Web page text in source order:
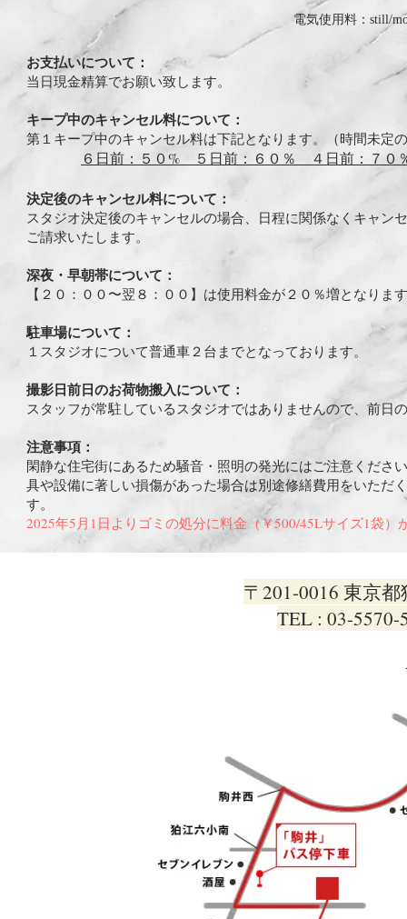
電気使用料：still/
​お支払いについて：
当日現金精算でお願い致します。
​キープ中のキャンセル料について：
第１キープ中のキャンセル料は下記となります。（時間未定
６日前：５０% ５日前：６０％ ４日前：７
決定後のキャンセル料について：
スタジオ決定後のキャンセルの場合、日程に関係なくキャン
ご請求いたします。
深夜・早朝帯について：
【２０：００〜翌８：００】は使用料金が２０％増となりま
駐車場について：
１スタジオについて普通車２台までとなっております。
撮影日前日のお荷物搬入について：
スタッフが常駐しているスタジオではありませんので、前日
注意事項：
閑静な住宅街にあるため騒音・照明の発光にはご注意くださ
具や設備に著しい損傷があった場合は別途修繕費用をいただ
す。
2025年5月1日よりゴミの処分に料金（￥500/45Lサイズ1袋）
〒201-0016 東京
​TEL : 03-